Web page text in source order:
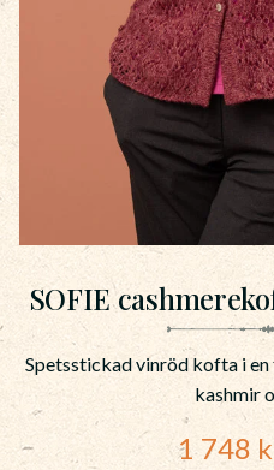
SOFIE
Spetsstickad vinröd kofta i
kashmir
1 748